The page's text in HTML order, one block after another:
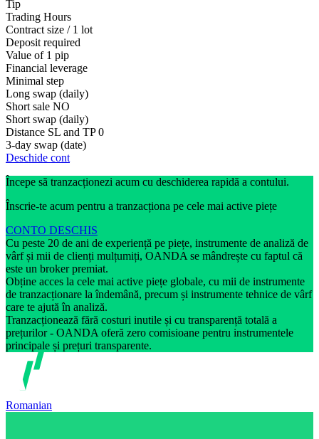
Tip
Trading Hours
Contract size / 1 lot
Deposit required
Value of 1 pip
Financial leverage
Minimal step
Long swap (daily)
Short sale NO
Short swap (daily)
Distance SL and TP 0
3-day swap (date)
Deschide cont
Începe să tranzacționezi acum cu deschiderea rapidă a contului.
Înscrie-te acum pentru a tranzacționa pe cele mai active piețe
CONTO DESCHIS
Cu peste 20 de ani de experiență pe piețe, instrumente de analiză de
vârf și mii de clienți mulțumiți, OANDA se mândrește cu faptul că
este un broker premiat.
Obține acces la cele mai active piețe globale, cu mii de instrumente
de tranzacționare la îndemână, precum și instrumente tehnice de vârf
care te ajută în analiză.
Tranzacționează fără costuri inutile și cu transparență totală a
prețurilor - OANDA oferă zero comisioane pentru instrumentele
principale și prețuri transparente.
Romanian